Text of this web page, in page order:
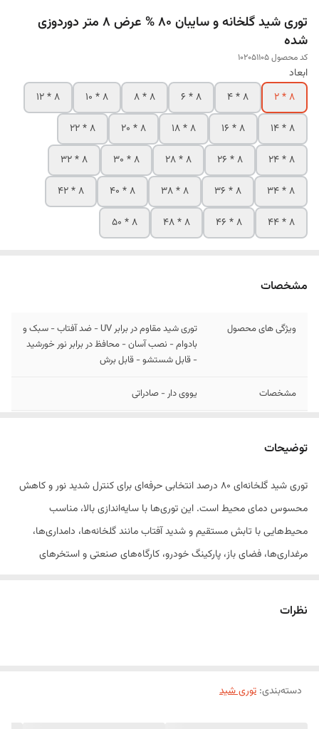
توری شید گلخانه و سایبان 80 % عرض 8 متر دوردوزی
شده
کد محصول 102051105
ابعاد
8 * 2
8 * 4
8 * 6
8 * 8
8 * 10
8 * 12
8 * 14
8 * 16
8 * 18
8 * 20
8 * 22
8 * 24
8 * 26
8 * 28
8 * 30
8 * 32
8 * 34
8 * 36
8 * 38
8 * 40
8 * 42
8 * 44
8 * 46
8 * 48
8 * 50
مشخصات
ویژگی های محصول
توری شید مقاوم در برابر UV - ضد آفتاب - سبک و
بادوام - نصب آسان - محافظ در برابر نور خورشید
- قابل شستشو - قابل برش
مشخصات یووی دار - صادراتی
توضیحات
توری شید گلخانه‌ای ۸۰ درصد انتخابی حرفه‌ای برای کنترل شدید نور و کاهش
محسوس دمای محیط است. این توری‌ها با سایه‌اندازی بالا، مناسب
محیط‌هایی با تابش مستقیم و شدید آفتاب مانند گلخانه‌ها، دامداری‌ها،
مرغداری‌ها، فضای باز، پارکینگ خودرو، کارگاه‌های صنعتی و استخرهای
نیازهای متفاوت پروژه‌های کوچک تا صنعتی هماهنگ باشند.
نظرات
دسته‌بندی: توری شید